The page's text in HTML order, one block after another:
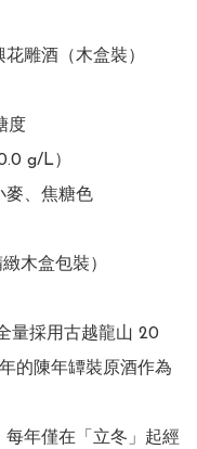
雕酒（木盒裝）
度
g/L）
麥、焦糖色
木盒包裝）
量採用古越龍山 20
的陳年罈裝原酒作為
年僅在「立冬」起經